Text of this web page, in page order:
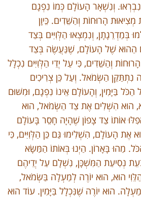
וְנִשְׁאָר הָעוֹלָם כְּמוֹ נִפְגָם
הָרוּחוֹת וְהַשֵּׁדִים. כֵּיוָן
בְּמַדְרֵגָתָן, וְנִמְצְאוּ הַלְּוִיִּים בְּצַד
הַהוּא שֶׁל הָעוֹלָם, שֶׁנַּעֲשֶׂה בְּצַד
וְהַשֵּׁדִים, כִּי עַל יְדֵי הַלְּוִיִּים נִכְלָל
נִתְתַּקֵּן הַשְּׂמֹאל. וְעַל כֵּן צְרִיכִים
הַכֹּל בַּיָּמִין, וְהָעוֹלָם אֵינוֹ נִפְגָם, וּמִשּׁוּם
הוּא הִשְׁלִים אֶת צַד הַשְּׂמֹאל, הוּא
אוֹתוֹ צַד צָפוֹן שֶׁהָיָה חָסֵר בָּעוֹלָם
אֶת הָעוֹלָם, הִשְׁלִימוּ גַּם כֵּן הַלְּוִיִּים, כִּי
מַהוּ בָּאָרוֹן. הַיְנוּ בְּאוֹתוֹ הַמַּשָּׂא
נְסִיעַת הַמִּשְׁכָּן, נִשְׁלָם עַל יְדֵיהֶם
הוּא, הוּא יוֹרֶה לְמַעְלָה בַּשְּׂמֹאל,
הוּא יוֹרֶה שֶׁנִּכְלָל בַּיָּמִין. עוֹד הוּא